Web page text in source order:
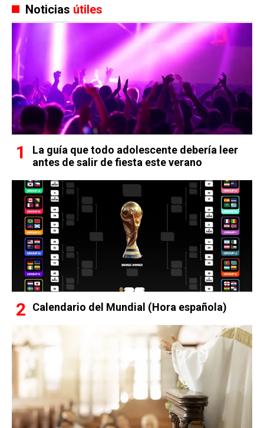
Noticias útiles
La guía que todo adolescente debería leer
antes de salir de fiesta este verano
Calendario del Mundial (Hora española)